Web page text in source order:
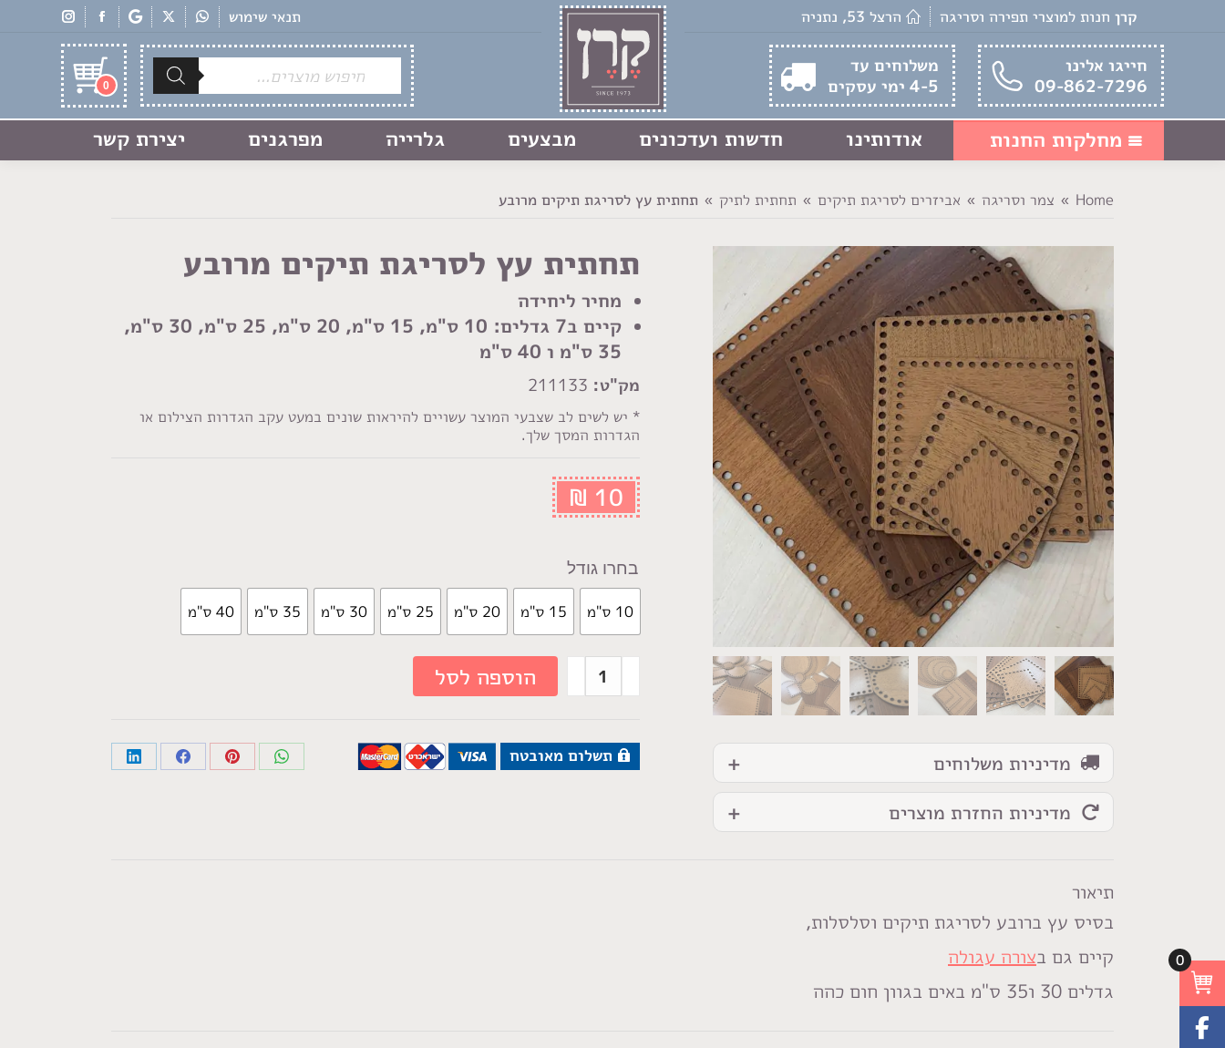
קרן חנות למוצרי תפירה וסריגה הרצל 53, נתניה תנאי שימוש
חייגו אלינו
09-862-7296
משלוחים עד
4-5 ימי עסקים
Products
search
0
מחלקות החנות אודותינו חדשות ועדכונים מבצעים גלרייה מפרגנים יצירת קשר
You are here:
Home צמר וסריגה אביזרים לסריגת תיקים תחתית לתיק תחתית עץ לסריגת תיקים מרובע
מדיניות משלוחים
מדיניות החזרת מוצרים
תחתית עץ לסריגת תיקים מרובע
מחיר ליחידה
קיים ב7 גדלים: 10 ס"מ, 15 ס"מ, 20 ס"מ, 25 ס"מ, 30 ס"מ,
35 ס"מ ו 40 ס"מ
מק"ט:
* יש לשים לב שצבעי המוצר עשויים להיראות שונים במעט עקב הגדרות הצילום או
הגדרות המסך שלך.
₪ 10
גודל
10 ס"מ 15 ס"מ 20 ס"מ 25 ס"מ 30 ס"מ 35 ס"מ 40 ס"מ
כמות
של
תחתית
עץ
לסריגת
תיקים
מרובע
הוספה לסל
תשלום מאובטח
Share
Share
Share
Share
תיאור
בסיס עץ ברובע לסריגת תיקים וסלסלות,
קיים גם בצורה עגולה
גדלים 30 ו35 ס"מ באים בגוון חום כהה
0